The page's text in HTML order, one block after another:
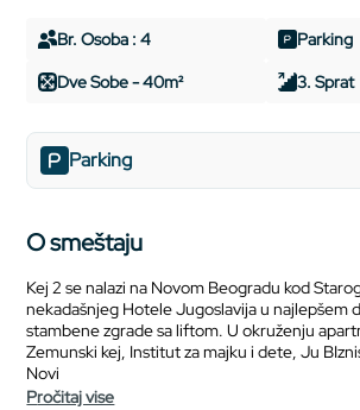
Br. Osoba : 4
Parking
Dve Sobe - 40m²
3. Sprat
Parking
O smeštaju
Kej 2 se nalazi na Novom Beogradu kod
nekadašnjeg Hotele Jugoslavija u najlepšem
stambene zgrade sa liftom. U okruženju
Zemunski kej, Institut za majku i dete, Ju
Novi
pročitaj vise